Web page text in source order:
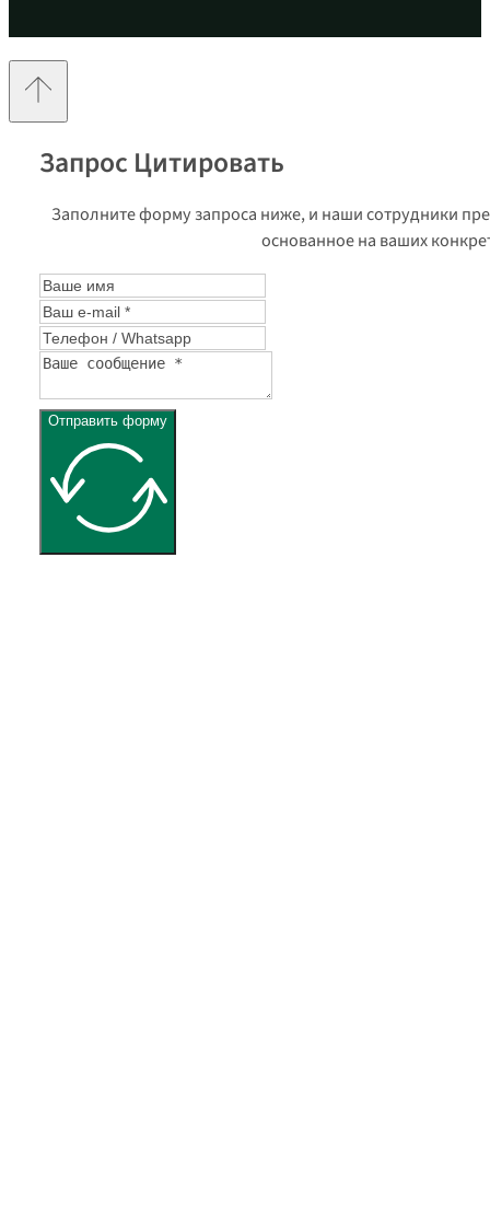
Запрос Цитировать
Заполните форму запроса ниже, и наши сотрудники
основанное на ваших
Отправить форму